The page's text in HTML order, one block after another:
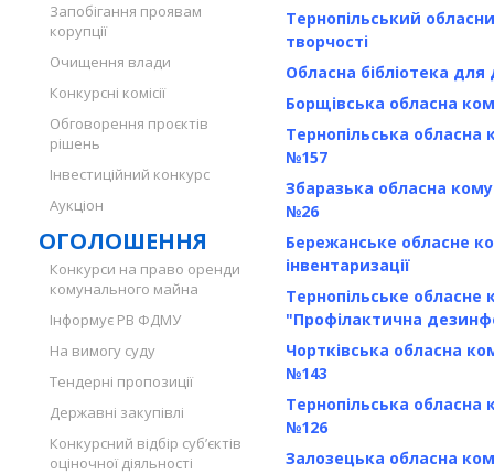
Запобігання проявам
корупції
Очищення влади
Конкурсні комісії
Обговорення проєктів
рішень
Інвестиційний конкурс
Аукціон
ОГОЛОШЕННЯ
Конкурси на право оренди
комунального майна
Інформує РВ ФДМУ
На вимогу суду
Тендерні пропозиції
Державні закупівлі
Конкурсний відбір суб’єктів
оціночної діяльності
Тернопільський
творчості
Обласна бібліотека для
Борщівська обласна
Тернопільська обласна
№157
Збаразька обласна
№26
Бережанське обласне
інвентаризації
Тернопільське
"Профілактична
Чортківська обласна
№143
Тернопільська обласна
№126
Залозецька обласна